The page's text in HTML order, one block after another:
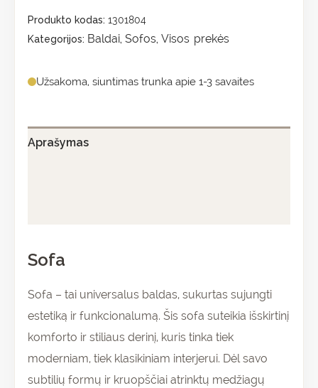
Produkto kodas: 1301804
Kategorijos: Baldai, Sofos, Visos prekės
Užsakoma, siuntimas trunka apie 1-3 savaites
Aprašymas
Sofa
Sofa – tai universalus baldas, sukurtas sujungti
estetiką ir funkcionalumą. Šis sofa suteikia išskirtinį
komforto ir stiliaus derinį, kuris tinka tiek
moderniam, tiek klasikiniam interjerui. Dėl savo
subtilių formų ir kruopščiai atrinktų medžiagų